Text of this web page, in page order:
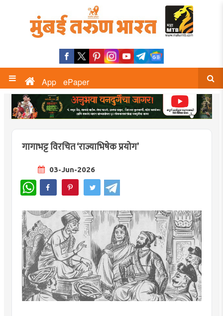
App ePaper
गागाभट्ट विरचित ‘राज्याभिषेक प्रयोग’
03-Jun-2026
WhatsApp